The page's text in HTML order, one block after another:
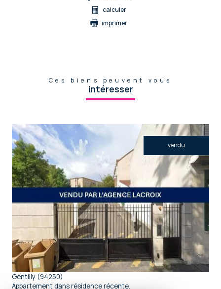
calculer
imprimer
Ces biens peuvent vous
intéresser
vendu
voir le bien
Gentilly (94250)
Appartement dans résidence récente.